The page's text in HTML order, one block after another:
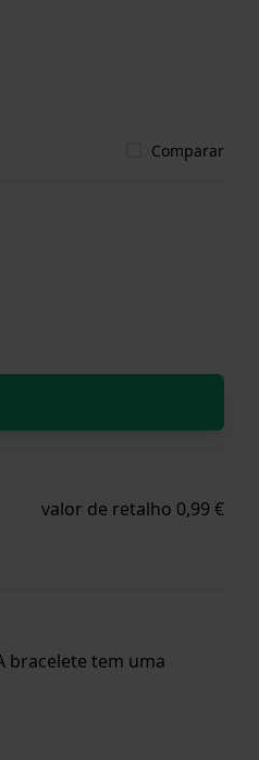
Comparar
valor de retalho 0,99 €
bracelete tem uma